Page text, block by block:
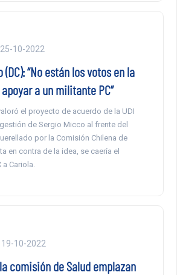
25-10-2022
(DC): “No están los votos en la
a un militante PC”
el proyecto de acuerdo de la UDI
de Sergio Micco al frente del
por la Comisión Chilena de
en contra de la idea, se caería el
Cariola.
19-10-2022
comisión de Salud emplazan